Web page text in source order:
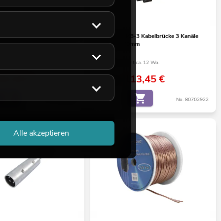
Multicore Stagebox 8/4 30m
€
No. 30304624
EUROLITE KB-3 Kabelbrücke 3 Kanäle
900x500x70mm
Bestand reicht ca. 12 Wo.
135,00 € 113,45€
No. 80702922
Alle akzeptieren